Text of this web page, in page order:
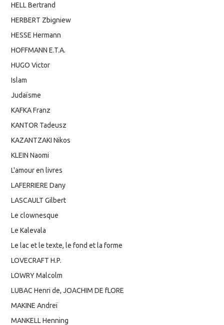
HELL Bertrand
HERBERT Zbigniew
HESSE Hermann
HOFFMANN E.T.A.
HUGO Victor
Islam
Judaïsme
KAFKA Franz
KANTOR Tadeusz
KAZANTZAKI Nikos
KLEIN Naomi
L'amour en livres
LAFERRIERE Dany
LASCAULT Gilbert
Le clownesque
Le Kalevala
Le lac et le texte, le fond et la forme
LOVECRAFT H.P.
LOWRY Malcolm
LUBAC Henri de, JOACHIM DE fLORE
MAKINE Andreï
MANKELL Henning